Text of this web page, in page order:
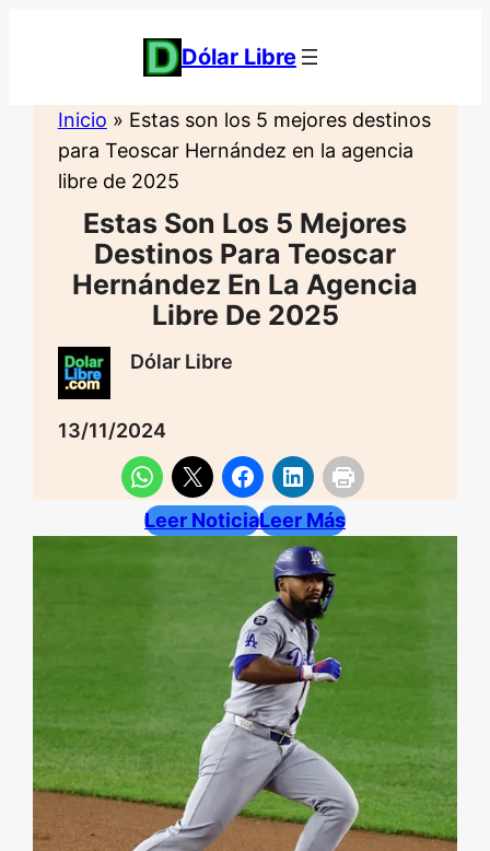
Dólar Libre
Inicio » Estas son los 5 mejores destinos
para Teoscar Hernández en la agencia
libre de 2025
Estas Son Los 5 Mejores
Destinos Para Teoscar
Hernández En La Agencia
Libre De 2025
Dólar Libre
13/11/2024
Leer NoticiaLeer Más